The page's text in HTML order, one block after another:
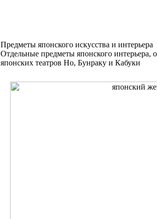
Предметы японского искусства и интерьера
Отдельные предметы японского
японских театров Но, Бунраку и Кабуки